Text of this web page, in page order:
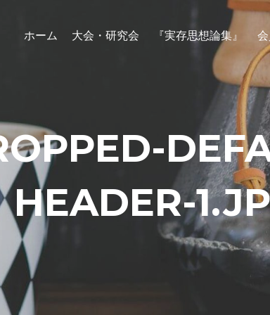
ホーム 大会・研究会 『実存思想論集』
HEADER-